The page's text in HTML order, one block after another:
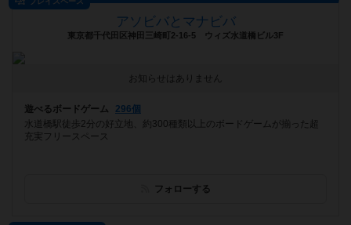
アソビバとマナビバ
東京都千代田区神田三崎町2-16-5 ウィズ水道橋ビル3F
お知らせはありません
遊べるボードゲーム
296個
水道橋駅徒歩2分の好立地、約300種類以上のボードゲームが揃った超
充実フリースペース
フォローする